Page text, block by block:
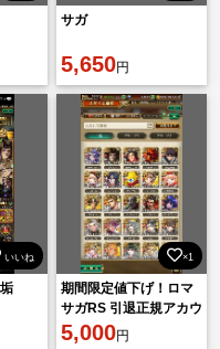
サガ
5,650円
いいね ×1
期間限定値下げ！ロマ
サガRS 引退正規アカウ
ント 激安！早いもの勝
5,000円